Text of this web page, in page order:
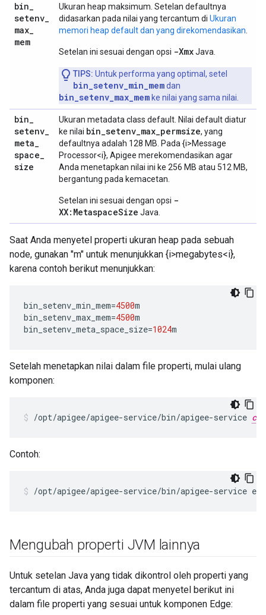
bin_
setenv_
max_
mem
Ukuran heap maksimum. Setelan defaultnya
didasarkan pada nilai yang tercantum di Ukuran
memori heap default dan yang direkomendasikan
Setelan ini sesuai dengan opsi -XmxJava.
TIPS: Untuk performa yang optimal, setel
bin_setenv_min_memdan
bin_setenv_max_mem ke nilai yang sama nilai.
bin_
setenv_
meta_
space_
size
Ukuran metadata class default. Nilai default diatur
ke nilai bin_setenv_max_permsize, yang
defaultnya adalah 128 MB. Pada {i>Message
Processor<i}, Apigee merekomendasikan agar
Anda menetapkan nilai ini ke 256 MB atau 512 MB,
bergantung pada kemacetan.
Setelan ini sesuai dengan opsi -
XX:MetaspaceSize Java.
Saat Anda menyetel properti ukuran heap pada sebuah
node, gunakan "m" untuk menunjukkan {i>megabytes<i},
karena contoh berikut menunjukkan:
bin_setenv_min_mem=4500m
bin_setenv_max_mem=4500m
bin_setenv_meta_space_size=1024m
Setelah menetapkan nilai dalam file properti, mulai ulang
komponen:
/opt/apigee/apigee-service/bin/apigee-service
Contoh:
/opt/apigee/apigee-service/bin/apigee-service
Mengubah properti JVM lainnya
Untuk setelan Java yang tidak dikontrol oleh properti yang
tercantum di atas, Anda juga dapat menyetel berikut ini
dalam file properti yang sesuai untuk komponen Edge: